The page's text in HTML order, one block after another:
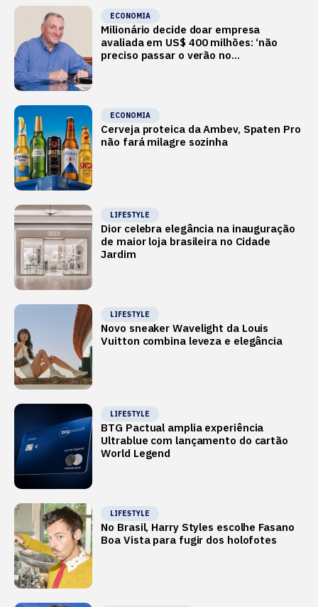
ECONOMIA
Milionário decide doar empresa
avaliada em US$ 400 milhões: ‘não
preciso passar o verão no
ECONOMIA
Cerveja proteica da Ambev, Spaten Pro
não fará milagre sozinha
LIFESTYLE
Dior celebra elegância na inauguração
de maior loja brasileira no Cidade
Jardim
LIFESTYLE
Novo sneaker Wavelight da Louis
Vuitton combina leveza e elegância
LIFESTYLE
BTG Pactual amplia experiência
Ultrablue com lançamento do cartão
World Legend
LIFESTYLE
No Brasil, Harry Styles escolhe Fasano
Boa Vista para fugir dos holofotes